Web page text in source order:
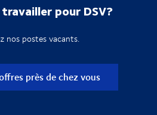
pour DSV?
nos postes vacants.
près de chez vous